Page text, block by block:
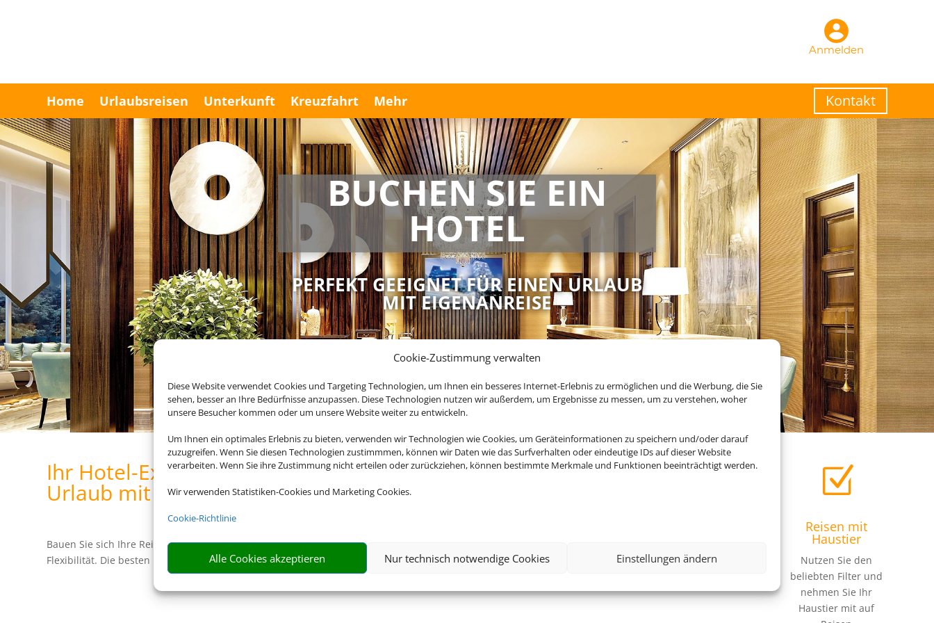
Cookie-Zustimmung verwalten
Diese Website verwendet Cookies und Targeting Technologien, um Ihnen ein besseres Internet-Erlebnis zu ermöglichen und die Werbung, die Sie
sehen, besser an Ihre Bedürfnisse anzupassen. Diese Technologien nutzen wir außerdem, um Ergebnisse zu messen, um zu verstehen, woher
unsere Besucher kommen oder um unsere Website weiter zu entwickeln.
Um Ihnen ein optimales Erlebnis zu bieten, verwenden wir Technologien wie Cookies, um Geräteinformationen zu speichern und/oder darauf
zuzugreifen. Wenn Sie diesen Technologien zustimmmen, können wir Daten wie das Surfverhalten oder eindeutige IDs auf dieser Website
verarbeiten. Wenn Sie ihre Zustimmung nicht erteilen oder zurückziehen, können bestimmte Merkmale und Funktionen beeinträchtigt werden.
Wir verwenden Statistiken-Cookies und Marketing Cookies.
Cookie-Richtlinie
Alle Cookies akzeptieren Nur technisch notwendige Cookies Einstellungen ändern
Anmelden
Home Urlaubsreisen Unterkunft Kreuzfahrt Mehr Kontakt
BUCHEN SIE EIN
HOTEL
PERFEKT GEEIGNET FÜR EINEN URLAUB
MIT EIGENANREISE
Ihr Hotel-Experte für den perfekten
Urlaub mit Bahnanreise
Bauen Sie sich Ihre Reise selbst zusammen und profitieren Sie dabei von maximaler
Flexibilität. Die besten Hotelangebote für Ihren Urlaub finden Sie dabei bei uns.
Z
großen Anzahl an
Z
Buchen Sie Bahn und
Z
Reisen mit
Haustier
Nutzen Sie den
beliebten Filter und
nehmen Sie Ihr
Haustier mit auf